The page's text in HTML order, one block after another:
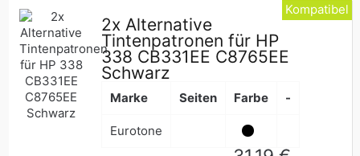
2x Alternative
Tintenpatronen für HP
338 CB331EE C8765EE
Schwarz
Marke Seiten Farbe -
Eurotone
Kompatibel